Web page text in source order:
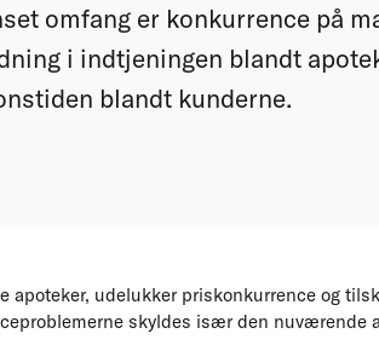
omfang er konkurrence på
i indtjeningen blandt
blandt kunderne.
apoteker, udelukker priskonkurrence og
skyldes især den nuværende